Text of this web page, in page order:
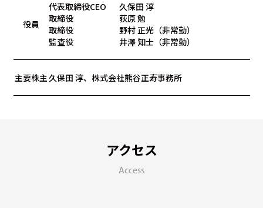
役員
代表取締役CEO
久保田 淳
取締役
荻原 勉
取締役
野村 正光（非常勤）
監査役
井澤 知士（非常勤）
主要株主久保田 淳、株式会社熊谷正寿事務所
アクセス
Access